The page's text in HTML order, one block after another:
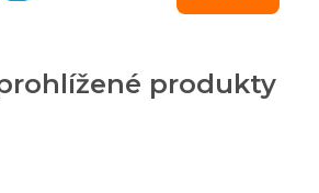
produkty